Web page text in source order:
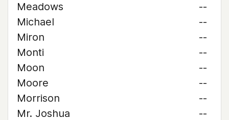
Meadows
--
Michael
--
Miron
--
Monti
--
Moon
--
Moore
--
Morrison
--
Mr. Joshua
--